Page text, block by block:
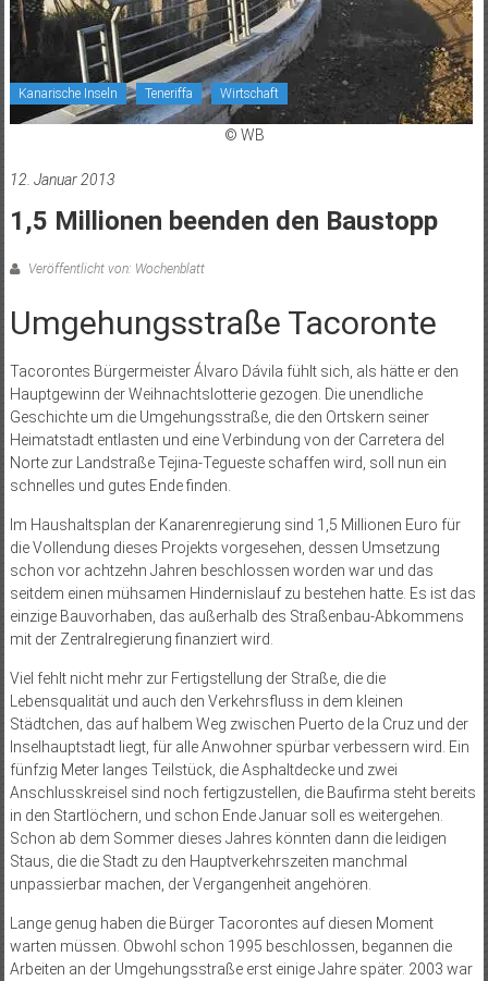
Kanarische Inseln Teneriffa Wirtschaft
© WB
12. Januar 2013
1,5 Millionen beenden den Baustopp
Veröffentlicht von: Wochenblatt
Umgehungsstraße Tacoronte
Tacorontes Bürgermeister Álvaro Dávila fühlt sich, als hätte er den
Hauptgewinn der Weihnachtslotterie gezogen. Die unendliche
Geschichte um die Umgehungsstraße, die den Ortskern seiner
Heimatstadt entlasten und eine Verbindung von der Carretera del
Norte zur Landstraße Tejina-Tegueste schaffen wird, soll nun ein
schnelles und gutes Ende finden.
Im Haushaltsplan der Kanarenregierung sind 1,5 Millionen Euro für
die Vollendung dieses Projekts vorgesehen, dessen Umsetzung
schon vor achtzehn Jahren beschlossen worden war und das
seitdem einen mühsamen Hindernislauf zu bestehen hatte. Es ist das
einzige Bauvorhaben, das außerhalb des Straßenbau-Abkommens
mit der Zentralregierung finanziert wird.
Viel fehlt nicht mehr zur Fertigstellung der Straße, die die
Lebensqualität und auch den Verkehrsfluss in dem kleinen
Städtchen, das auf halbem Weg zwischen Puerto de la Cruz und der
Inselhauptstadt liegt, für alle Anwohner spürbar verbessern wird. Ein
fünfzig Meter langes Teilstück, die Asphaltdecke und zwei
Anschlusskreisel sind noch fertigzustellen, die Baufirma steht bereits
in den Startlöchern, und schon Ende Januar soll es weitergehen.
Schon ab dem Sommer dieses Jahres könnten dann die leidigen
Staus, die die Stadt zu den Hauptverkehrszeiten manchmal
unpassierbar machen, der Vergangenheit angehören.
Lange genug haben die Bürger Tacorontes auf diesen Moment
warten müssen. Obwohl schon 1995 beschlossen, begannen die
Arbeiten an der Umgehungsstraße erst einige Jahre später. 2003 war